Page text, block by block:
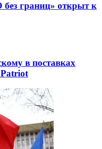
без границ» открыт к
в поставках
Patriot